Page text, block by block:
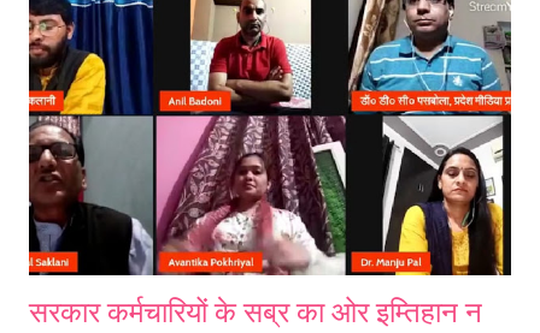
खिलवाड़ करार देते आ रहे हैं। वर्ष 2004 की विज्ञप्ति में पुरानी पेंशन योजना से
आच्छादित के जाने की शर्त होने के बावजूद शिक्षकों को पेंशन का लाभ ना मिलने से शिक्षक
अपन...
सरकार कर्मचारियों के सब्र का ओर इम्तिहान न